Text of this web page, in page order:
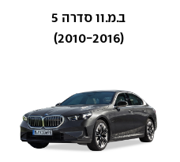
ב.מ.וו סדרה 5
(2010-2016)